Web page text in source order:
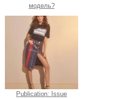
модель?
Publication: Issue